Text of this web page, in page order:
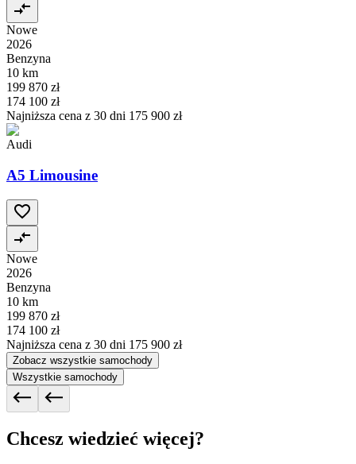
Nowe
2026
Benzyna
10 km
199 870 zł
174 100 zł
Najniższa cena z 30 dni 175 900 zł
Audi
A5 Limousine
Nowe
2026
Benzyna
10 km
199 870 zł
174 100 zł
Najniższa cena z 30 dni 175 900 zł
Zobacz wszystkie samochody
Wszystkie samochody
Chcesz wiedzieć więcej?